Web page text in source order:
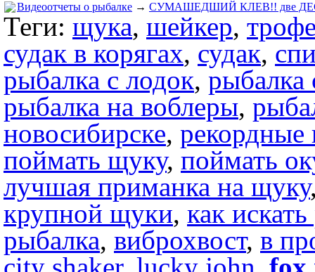
Видеоотчеты о рыбалке → СУМАШЕДШИЙ КЛЕВ!! две
Теги: щука, шейкер,
судак в корягах, судак,
рыбалка с лодок, рыбалка
рыбалка на воблеры,
новосибирске,
поймать щуку, поймать
лучшая приманка на щуку
крупной щуки, как
рыбалка, виброхвост, в